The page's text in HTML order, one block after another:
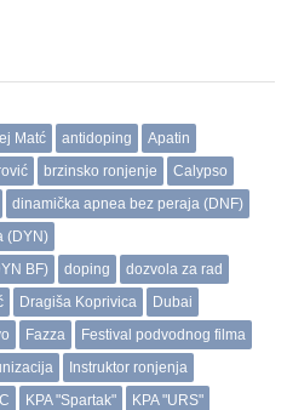
Matć antidoping
Apatin
brzinsko ronjenje
Calypso
dinamička apnea bez peraja (DNF)
(DYN)
BF)
doping
dozvola za rad
Dragiša Koprivica
Dubai
Fazza
Festival podvodnog filma
Instruktor ronjenja
KPA "Spartak"
KPA "URS"